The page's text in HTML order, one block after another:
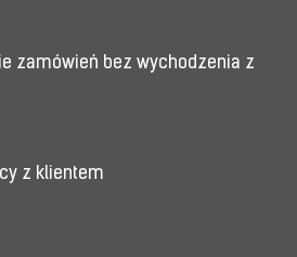
zamówień bez wychodzenia z
z klientem